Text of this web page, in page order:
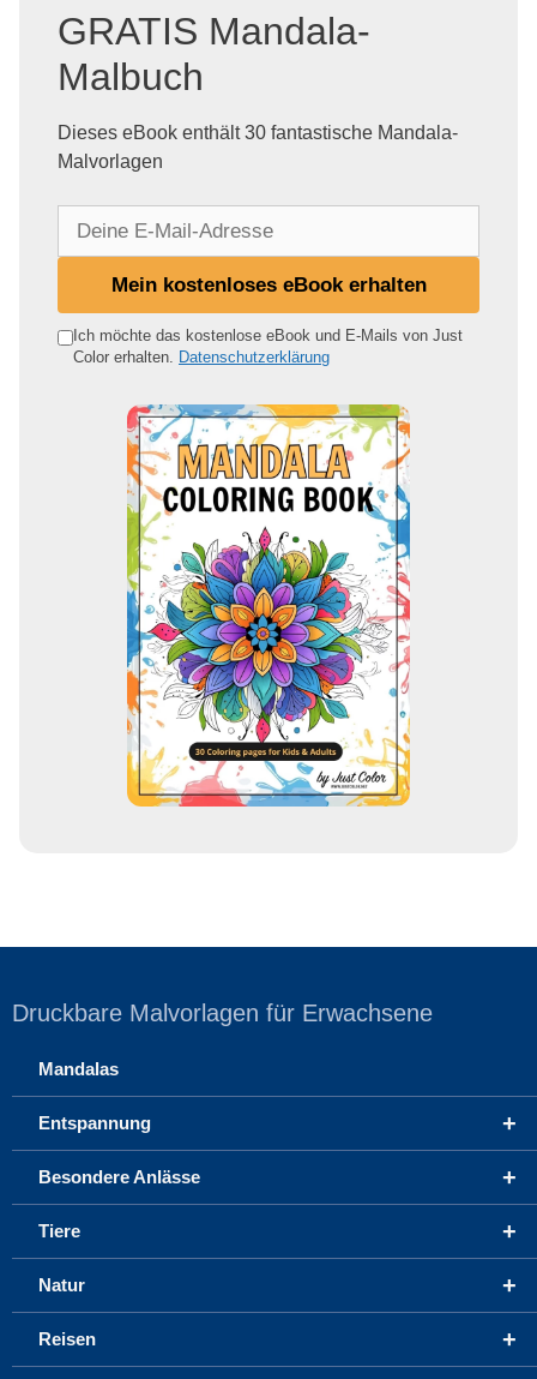
GRATIS Mandala-
Malbuch
Dieses eBook enthält 30 fantastische Mandala-
Malvorlagen
e
Mein kostenloses eBook erhalten
Ich möchte das kostenlose eBook und E-Mails von Just
Color erhalten. Datenschutzerklärung
Druckbare Malvorlagen für Erwachsene
Mandalas
+
Entspannung
+
Besondere Anlässe
+
Tiere
+
Natur
+
Reisen